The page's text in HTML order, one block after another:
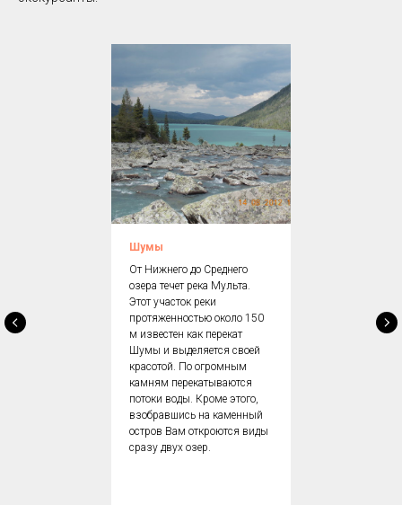
Шумы
От Нижнего до Среднего
озера течет река Мульта.
Этот участок реки
протяженностью около 150
м известен как перекат
Шумы и выделяется своей
красотой. По огромным
камням перекатываются
потоки воды. Кроме этого,
взобравшись на каменный
остров Вам откроются виды
сразу двух озер.